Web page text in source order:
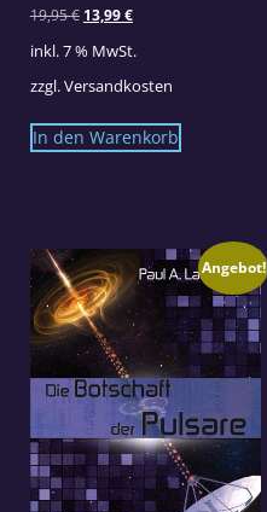
19,95€ Ursprünglicher
war:
19,95 €
13,99€Aktueller
ist:
13,99 €.
inkl. 7 % MwSt.
zzgl.Versandkosten
In den Warenkorb
Angebot!